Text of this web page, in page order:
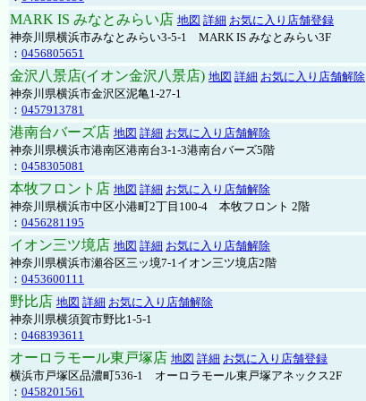
MARK IS みなとみらい店 地図 詳細 お気に入り店舗登録
神奈川県横浜市みなとみらい3-5-1 MARK IS みなとみらい3F
： 0456805651
金沢八景店(イオン金沢八景店) 地図 詳細 お気に入り店舗解除
神奈川県横浜市金沢区泥亀1-27-1
： 0457913781
港南台バーズ店 地図 詳細 お気に入り店舗解除
神奈川県横浜市港南区港南台3-1-3港南台バーズ5階
： 0458305081
本牧フロント店 地図 詳細 お気に入り店舗解除
神奈川県横浜市中区小港町2丁目100-4 本牧フロント 2階
： 0456281195
イオン三ツ境店 地図 詳細 お気に入り店舗解除
神奈川県横浜市瀬谷区三ッ境7-1イオン三ツ境店2階
： 0453600111
野比店 地図 詳細 お気に入り店舗解除
神奈川県横須賀市野比1-5-1
： 0468393611
オーロラモール東戸塚店 地図 詳細 お気に入り店舗登録
横浜市戸塚区品濃町536-1 オーロラモール東戸塚アネックス2F
： 0458201561